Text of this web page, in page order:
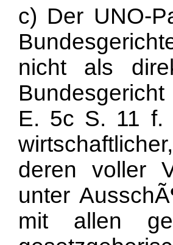
c) Der UNO-
nicht als
E. 5c S. 11 f.
deren voller
unter
mit allen